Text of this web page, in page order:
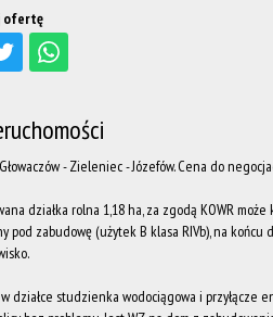
ofertę
- Zieleniec - Józefów. Cena do
działka rolna 1,18 ha, za zgodą KOWR
pod zabudowę (użytek B klasa RIVb), na końcu
działce studzienka wodociągowa i przyłącze